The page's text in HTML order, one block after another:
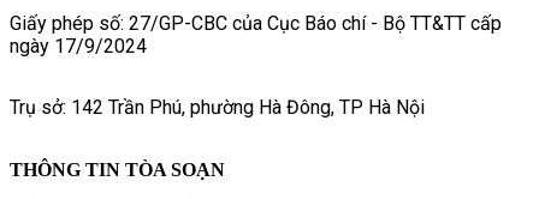
Giấy phép số: 27/GP-CBC của Cục Báo chí - Bộ TT&TT cấp
ngày 17/9/2024
Trụ sở: 142 Trần Phú, phường Hà Đông, TP Hà Nội
THÔNG TIN TÒA SOẠN